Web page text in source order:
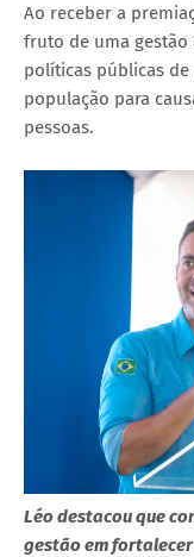
Ao receber a
fruto de uma
políticas públicas
população para
pessoas.
Léo destacou que
gestão em